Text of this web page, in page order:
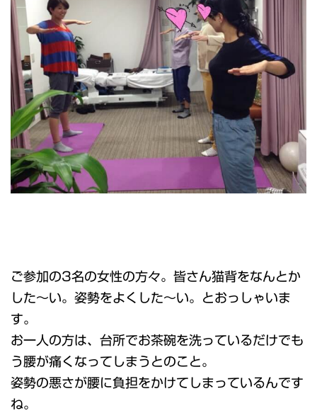
ご参加の3名の女性の方々。皆さん猫背をなんとか
した～い。姿勢をよくした～い。とおっしゃいま
す。
お一人の方は、台所でお茶碗を洗っているだけでも
う腰が痛くなってしまうとのこと。
姿勢の悪さが腰に負担をかけてしまっているんです
ね。